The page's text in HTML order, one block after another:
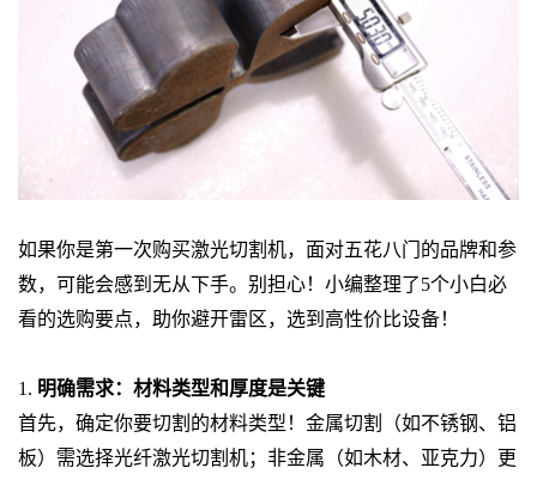
如果你是第一次购买激光切割机，面对五花八门的品牌和参
数，可能会感到无从下手。别担心！小编整理了5个小白必
看的选购要点，助你避开雷区，选到高性价比设备！
1. 明确需求：材料类型和厚度是关键
首先，确定你要切割的材料类型！金属切割（如不锈钢、铝
板）需选择光纤激光切割机；非金属（如木材、亚克力）更